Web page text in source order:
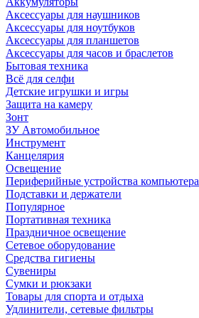
Аксессуары для наушников
Аксессуары для ноутбуков
Аксессуары для планшетов
Аксессуары для часов и браслетов
Бытовая техника
Всё для селфи
Детские игрушки и игры
Защита на камеру
Зонт
ЗУ Автомобильное
Инструмент
Канцелярия
Освещение
Периферийные устройства компьютера
Подставки и держатели
Популярное
Портативная техника
Праздничное освещение
Сетевое оборудование
Средства гигиены
Сувениры
Сумки и рюкзаки
Товары для спорта и отдыха
Удлинители, сетевые фильтры